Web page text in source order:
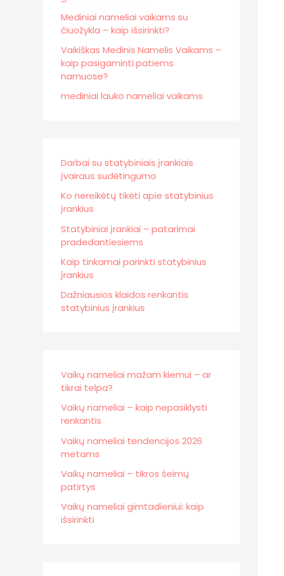
Mediniai nameliai vaikams su
čiuožykla – kaip išsirinkti?
Vaikiškas Medinis Namelis Vaikams –
kaip pasigaminti patiems
namuose?
mediniai lauko nameliai vaikams
Darbai su statybiniais įrankiais
įvairaus sudėtingumo
Ko nereikėtų tikėti apie statybinius
įrankius
Statybiniai įrankiai – patarimai
pradedantiesiems
Kaip tinkamai parinkti statybinius
įrankius
Dažniausios klaidos renkantis
statybinius įrankius
Vaikų nameliai mažam kiemui – ar
tikrai telpa?
Vaikų nameliai – kaip nepasiklysti
renkantis
Vaikų nameliai tendencijos 2026
metams
Vaikų nameliai – tikros šeimų
patirtys
Vaikų nameliai gimtadieniui: kaip
išsirinkti